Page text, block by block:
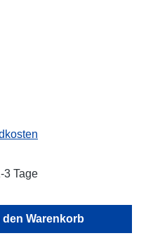
3 Tage
gewünschten
den Warenkorb